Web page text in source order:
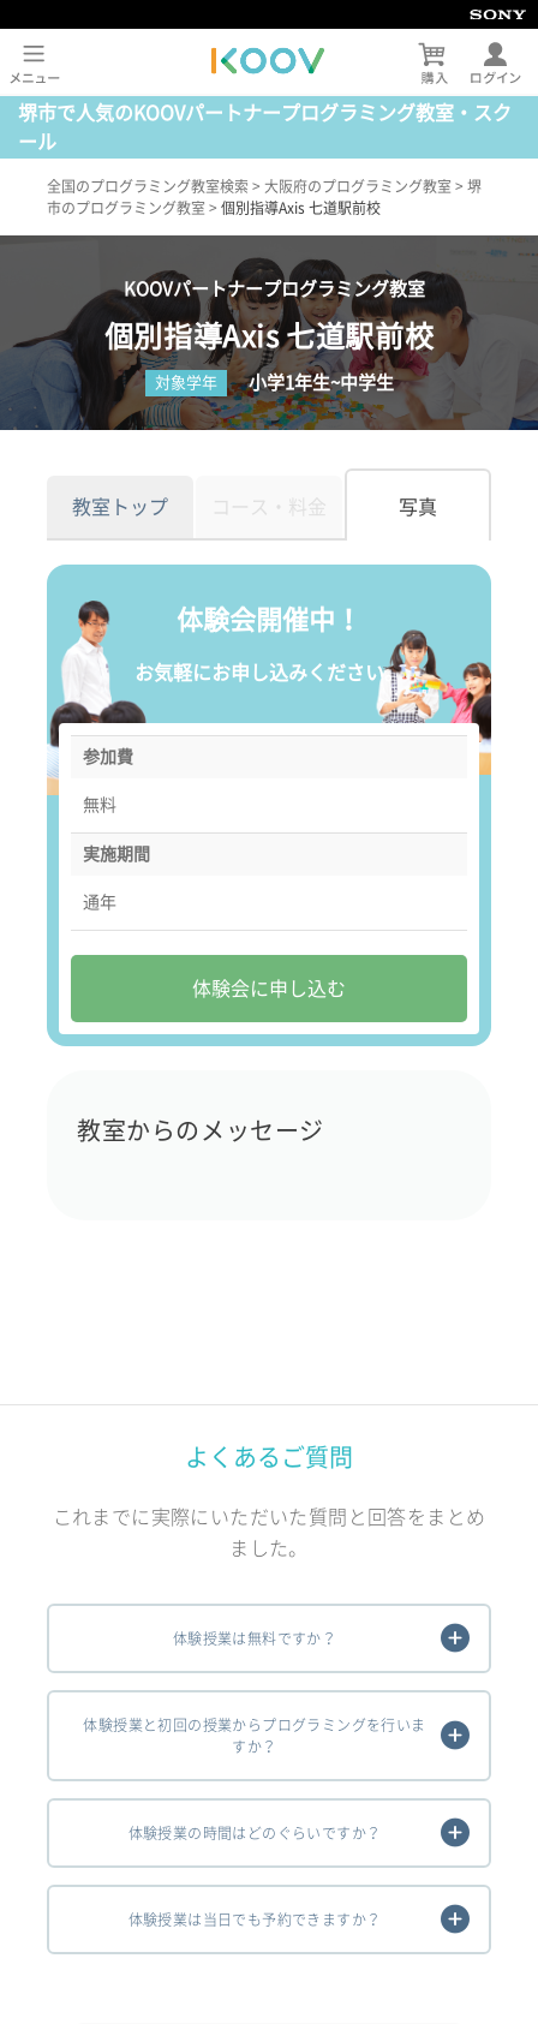
堺市で人気のKOOVパートナープログラミング教室・スク
ール
全国のプログラミング教室検索 > 大阪府のプログラミング教室 > 堺
市のプログラミング教室 > 個別指導Axis 七道駅前校
KOOVパートナープログラミング教室
個別指導Axis 七道駅前校
対象学年 小学1年生~中学生
教室トップ コース・料金 写真
体験会開催中！
お気軽にお申し込みください。
参加費
無料
実施期間
通年
体験会に申し込む
教室からのメッセージ
よくあるご質問
これまでに実際にいただいた質問と回答をまとめ
ました。
体験授業は無料ですか？
体験授業と初回の授業からプログラミングを行いま
すか？
体験授業の時間はどのぐらいですか？
体験授業は当日でも予約できますか？